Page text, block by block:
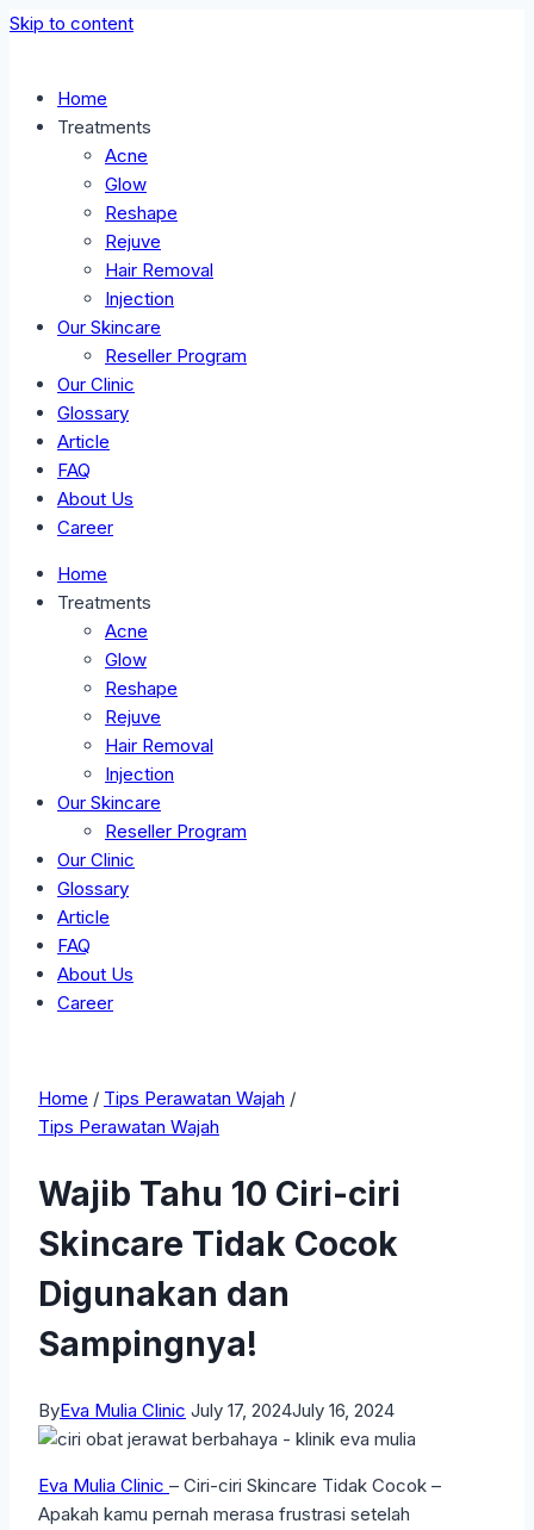
Skip to content
Home
Treatments
Acne
Glow
Reshape
Rejuve
Hair Removal
Injection
Our Skincare
Reseller Program
Our Clinic
Glossary
Article
FAQ
About Us
Career
Home
Treatments
Acne
Glow
Reshape
Rejuve
Hair Removal
Injection
Our Skincare
Reseller Program
Our Clinic
Glossary
Article
FAQ
About Us
Career
Home / Tips Perawatan Wajah /
Tips Perawatan Wajah
Wajib Tahu 10 Ciri-ciri
Skincare Tidak Cocok
Digunakan dan
Sampingnya!
ByEva Mulia Clinic July 17, 2024July 16, 2024
Eva Mulia Clinic – Ciri-ciri Skincare Tidak Cocok –
Apakah kamu pernah merasa frustrasi setelah